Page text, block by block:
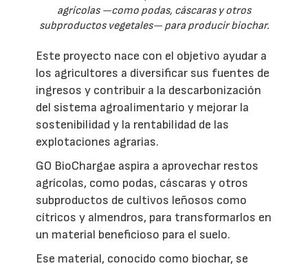
agrícolas —como podas, cáscaras y otros
subproductos vegetales— para producir biochar.
Este proyecto nace con el objetivo ayudar a
los agricultores a diversificar sus fuentes de
ingresos y contribuir a la descarbonización
del sistema agroalimentario y mejorar la
sostenibilidad y la rentabilidad de las
explotaciones agrarias.
GO BioChargae aspira a aprovechar restos
agrícolas, como podas, cáscaras y otros
subproductos de cultivos leñosos como
cítricos y almendros, para transformarlos en
un material beneficioso para el suelo.
Ese material, conocido como biochar, se